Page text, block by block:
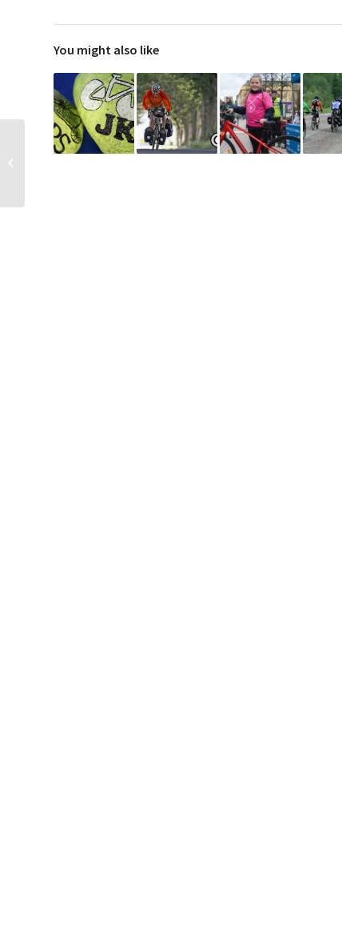
You might also like
Kokeilut innostavat JYP-
junnuja lisäämään liikettä